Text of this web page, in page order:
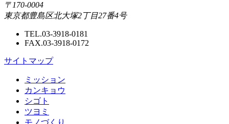
〒170-0004
東京都豊島区北大塚2丁目27番4号
TEL.03-3918-0181
FAX.03-3918-0172
サイトマップ
ミッション
カンキョウ
シゴト
ツヨミ
モノづくり